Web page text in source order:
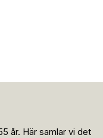
år. Här samlar vi det